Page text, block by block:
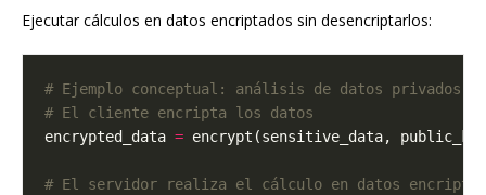
Ejecutar cálculos en datos encriptados sin desencriptarlos:
# Ejemplo conceptual: análisis de datos privados
# El cliente encripta los datos
encrypted_data =
# El servidor realiza el cálculo en datos